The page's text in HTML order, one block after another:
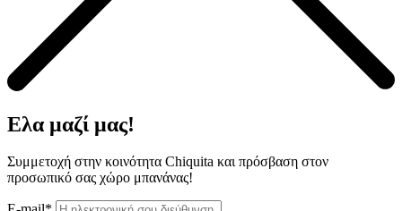
Ελα μαζί μας!
Συμμετοχή στην κοινότητα Chiquita και πρόσβαση στον
προσωπικό σας χώρο μπανάνας!